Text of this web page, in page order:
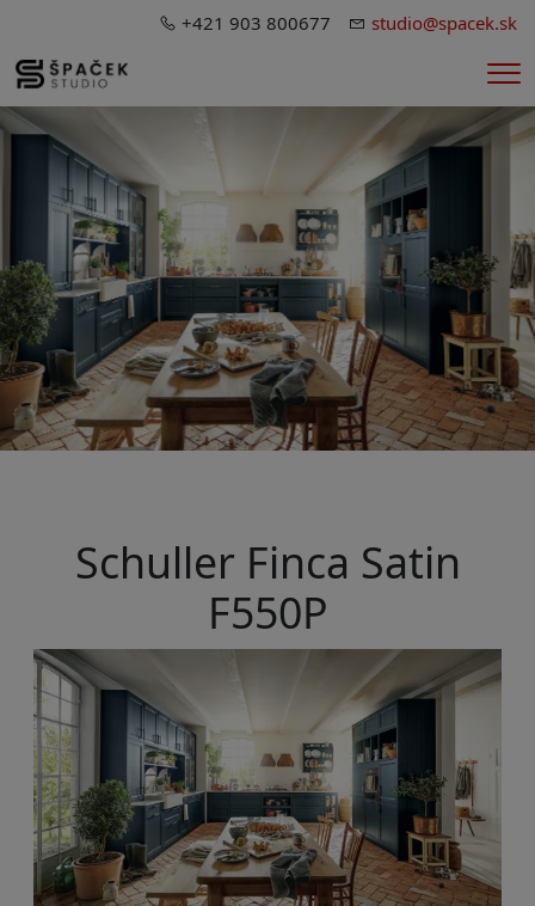
+421 903 800677 studio@spacek.sk
Schuller Finca Satin
F550P